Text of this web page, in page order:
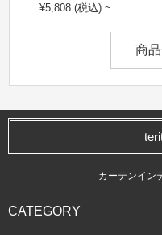
¥5,808 (税込) ~
商
カーテンイン
CATEGORY